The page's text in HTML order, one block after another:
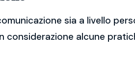
sia a livello
considerazione alcune